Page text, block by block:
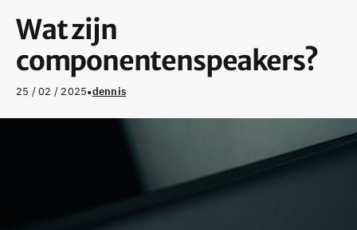
Wat zijn
componentenspeakers?
25 / 02 / 2025•dennis